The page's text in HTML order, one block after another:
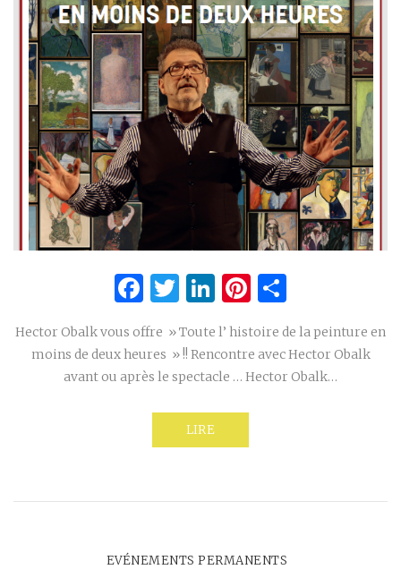
Facebook
Twitter
LinkedIn
Pinterest
Hector Obalk vous offre » Toute l’ histoire de la peinture en
moins de deux heures » !! Rencontre avec Hector Obalk
avant ou après le spectacle … Hector Obalk…
LIRE
EVÉNEMENTS PERMANENTS